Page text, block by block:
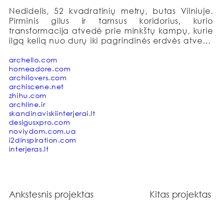
Nedidelis, 52 kvadratinių metrų, butas Vilniuje.
Pirminis gilus ir tamsus koridorius, kurio
transformacija atvedė prie minkštų kampų, kurie
ilgą kelią nuo durų iki pagrindinės erdvės atveria
erdvė, miegamasis ir vonios kambarys išskirtinai
balti ir šviesūs. Sienoms su minkštais kampais ir
virtuvės juostai suteikiama tamsesnio, rudeniško
atspalvio, kuris suformuoja perimetrą aplink
pagrindines erdves. Kontrastingas ir švarus
interjeras, kuriame aiškiai apibrėžtos erdvės.
Funkcionaliai ir estetiškai formuojantis bendrą
interjero ansamblį.
archello.com
homeadore.com
archilovers.com
archiscene.net
zhihu.com
archline.ir
skandinaviskiinterjerai.lt
desigusxpro.com
noviydom.com.ua
i2dinspiration.com
interjeras.lt
Kitas projektas
Ankstesnis projektas